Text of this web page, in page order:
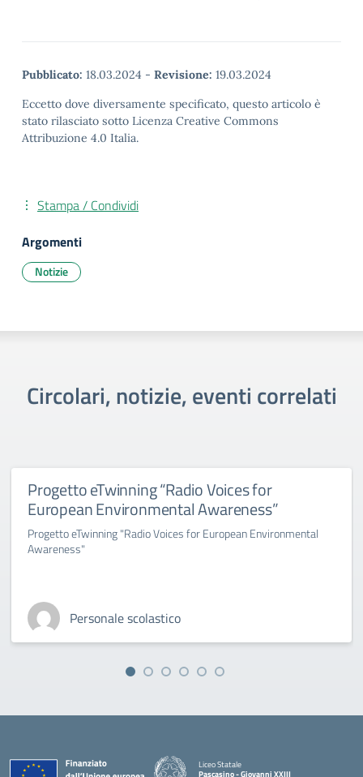
Pubblicato: 18.03.2024 - Revisione: 19.03.2024
Eccetto dove diversamente specificato, questo articolo è
stato rilasciato sotto Licenza Creative Commons
Attribuzione 4.0 Italia.
Stampa / Condividi
Argomenti
Notizie
Circolari, notizie, eventi correlati
Progetto eTwinning “Radio Voices for
European Environmental Awareness”
Progetto eTwinning "Radio Voices for European Environmental
Awareness"
Personale scolastico
Liceo Statale
Pascasino - Giovanni XXIII